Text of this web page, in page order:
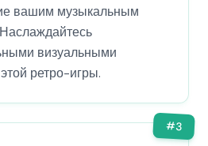
вашим музыкальным
визуальными
ретро-игры.
#3